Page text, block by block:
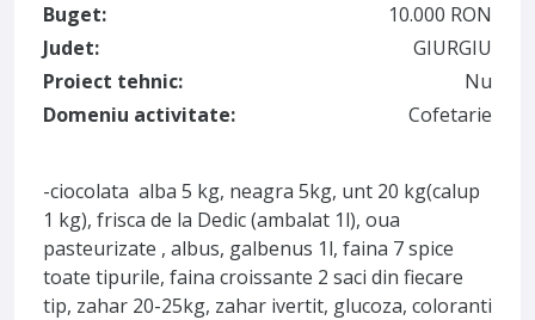
Buget:
10.000 RON
Judet:
GIURGIU
Proiect tehnic:
Nu
Domeniu activitate:
Cofetarie
-ciocolata alba 5 kg, neagra 5kg, unt 20 kg(calup
1 kg), frisca de la Dedic (ambalat 1l), oua
pasteurizate , albus, galbenus 1l, faina 7 spice
toate tipurile, faina croissante 2 saci din fiecare
tip, zahar 20-25kg, zahar ivertit, glucoza, coloranti